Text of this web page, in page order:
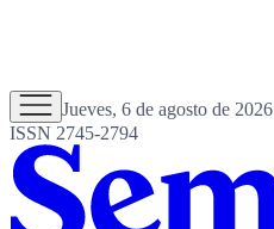
Jueves, 6 de agosto de 2026
ISSN 2745-2794